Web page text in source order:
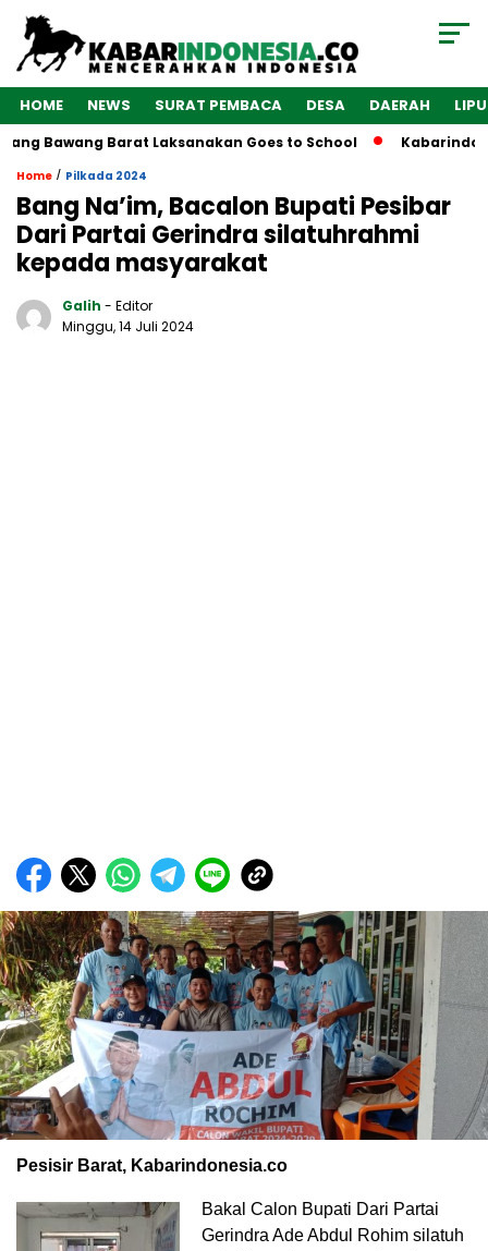
HOME NEWS SURAT PEMBACA DESA DAERAH
Barat Laksanakan Goes to School
Home / Pilkada 2024
Bang Na’im, Bacalon Bupati Pesibar
Dari Partai Gerindra silatuhrahmi
kepada masyarakat
Galih - Editor
Minggu, 14 Juli 2024
Pesisir Barat, Kabarindonesia.co
Bakal Calon Bupati Dari Partai
Gerindra Ade Abdul Rohim silatuh